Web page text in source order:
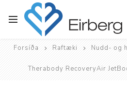
Forsíða Raftæki Nudd- og
Therabody RecoveryAir